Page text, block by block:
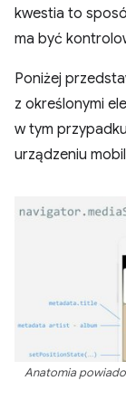
kwestia to
ma być
Poniżej
z określonymi
w tym
urządzeniu
Anatomia